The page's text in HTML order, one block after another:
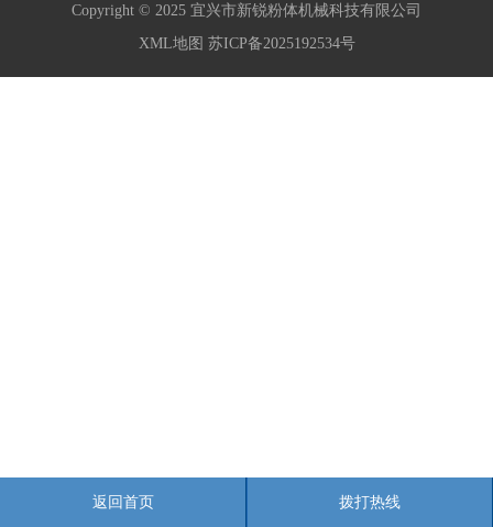
Copyright © 2025 宜兴市新锐粉体机械科技有限公司
XML地图 苏ICP备2025192534号
返回首页 拨打热线